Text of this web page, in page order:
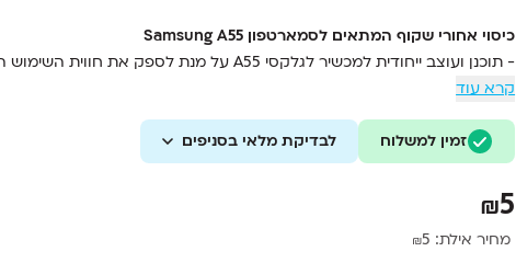
כיסוי אחורי שקוף המתאים לסמארטפון Samsung A55
- תוכנן ועוצב ייחודית למכשיר לגלקסי A55 על מנת לספק את חווית השימוש הנוחה ביותר
- מספק התאמה והגנה אולטימטיבית מפני שריטות ופגיעות מבלי לפגוע בעיצוב
- ציפוי למניעת החלקה מן היד
- מתאים בצורה מושלמת לכיס
קרא עוד
זמין למשלוח לבדיקת מלאי בסניפים
₪5
מחיר אילת: ₪5